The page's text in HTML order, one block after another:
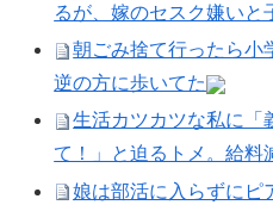
るが、嫁のセスク嫌いと
朝ごみ捨て行ったら小
逆の方に歩いてた
生活カツカツな私に「
て！」と迫るトメ。給料
娘は部活に入らずにピ